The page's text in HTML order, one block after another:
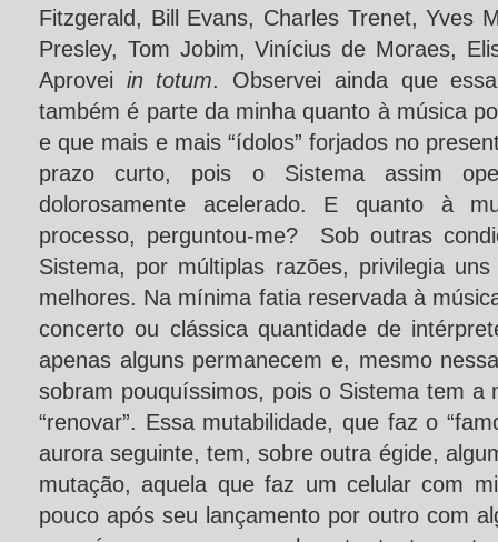
Fitzgerald, Bill Evans, Charles Trenet, Yves
Presley, Tom Jobim, Vinícius de Moraes,
Aprovei in totum. Observei ainda que
também é parte da minha quanto à música
e que mais e mais “ídolos” forjados no
prazo curto, pois o Sistema assim
dolorosamente acelerado. E quanto à
processo, perguntou-me? Sob outras
Sistema, por múltiplas razões, privilegia
melhores. Na mínima fatia reservada à
concerto ou clássica quantidade de
apenas alguns permanecem e, mesmo
sobram pouquíssimos, pois o Sistema tem a
“renovar”. Essa mutabilidade, que faz o
aurora seguinte, tem, sobre outra égide,
mutação, aquela que faz um celular com
pouco após seu lançamento por outro com